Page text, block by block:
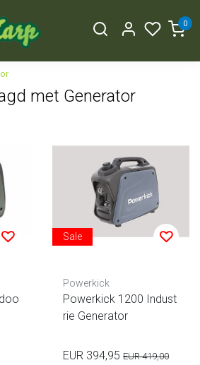
0
met Generator
Sale
Powerkick
Powerkick 1200 Indust
rie Generator
EUR 394,95 EUR 419,00